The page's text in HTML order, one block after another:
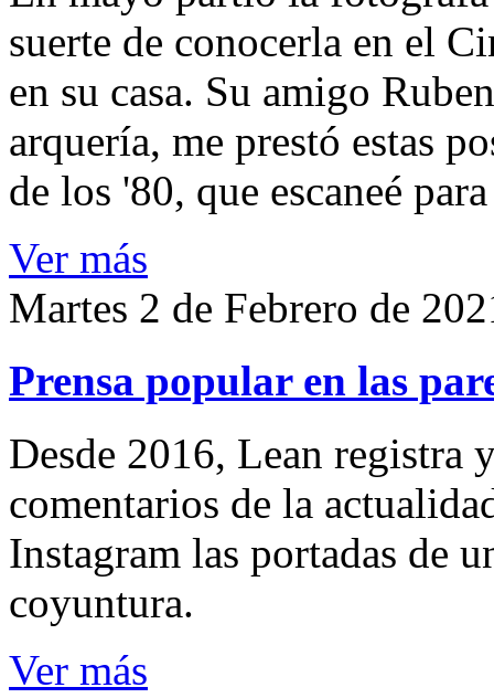
suerte de conocerla en el
en su casa. Su amigo
arquería, me prestó estas
de los '80, que escaneé
Ver más
Martes 2 de Febrero de
Prensa popular en las
Desde 2016, Lean registra
comentarios de la
Instagram las portadas de
coyuntura.
Ver más